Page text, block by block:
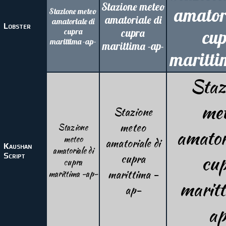
Lobster
Stazione meteo
amatoriale di
cupra
marittima -ap-
Stazione meteo
amatoriale di
cupra
marittima -ap-
Kaushan
Script
Stazione
meteo
amatoriale di
cupra
marittima -ap-
Stazione
meteo
amatoriale di
cupra
marittima -
ap-